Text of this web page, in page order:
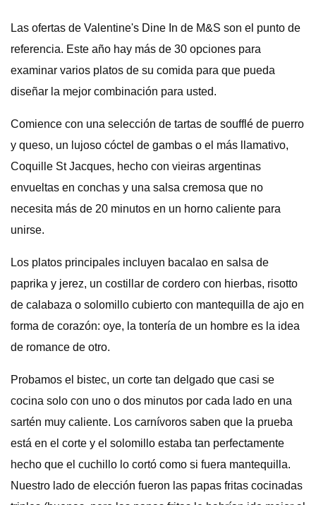
Las ofertas de Valentine's Dine In de M&S son el punto de
referencia. Este año hay más de 30 opciones para
examinar varios platos de su comida para que pueda
diseñar la mejor combinación para usted.
Comience con una selección de tartas de soufflé de puerro
y queso, un lujoso cóctel de gambas o el más llamativo,
Coquille St Jacques, hecho con vieiras argentinas
envueltas en conchas y una salsa cremosa que no
necesita más de 20 minutos en un horno caliente para
unirse.
Los platos principales incluyen bacalao en salsa de
paprika y jerez, un costillar de cordero con hierbas, risotto
de calabaza o solomillo cubierto con mantequilla de ajo en
forma de corazón: oye, la tontería de un hombre es la idea
de romance de otro.
Probamos el bistec, un corte tan delgado que casi se
cocina solo con uno o dos minutos por cada lado en una
sartén muy caliente. Los carnívoros saben que la prueba
está en el corte y el solomillo estaba tan perfectamente
hecho que el cuchillo lo cortó como si fuera mantequilla.
Nuestro lado de elección fueron las papas fritas cocinadas